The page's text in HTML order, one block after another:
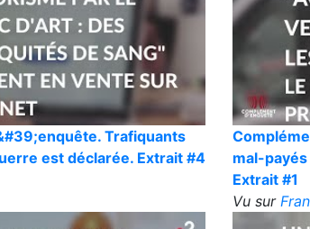
Trafiquants
est déclarée. Extrait #4
mal-payés
Extrait #1
Vu sur